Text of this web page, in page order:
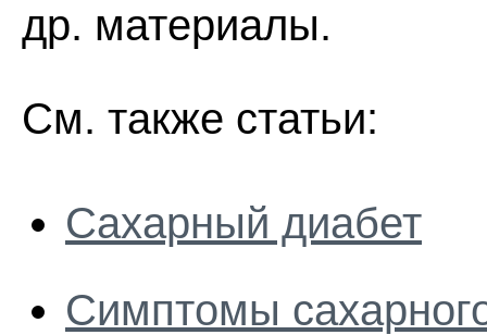
др. материалы.
См. также статьи:
Сахарный диабет
Симптомы